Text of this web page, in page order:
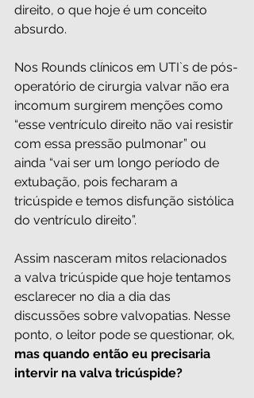
direito, o que hoje é um conceito
absurdo.
Nos Rounds clínicos em UTI`s de pós-
operatório de cirurgia valvar não era
incomum surgirem menções como
“esse ventrículo direito não vai resistir
com essa pressão pulmonar” ou
ainda “vai ser um longo período de
extubação, pois fecharam a
tricúspide e temos disfunção sistólica
do ventrículo direito”.
Assim nasceram mitos relacionados
a valva tricúspide que hoje tentamos
esclarecer no dia a dia das
discussões sobre valvopatias. Nesse
ponto, o leitor pode se questionar, ok,
mas quando então eu precisaria
intervir na valva tricúspide?